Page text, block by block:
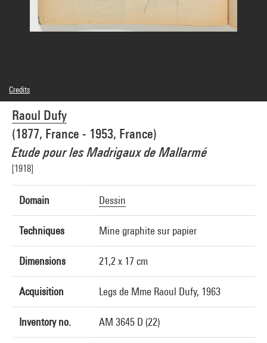
Raoul Dufy
(1877, France - 1953, France)
Etude pour les Madrigaux de Mallarmé
[1918]
Domain Dessin
Techniques Mine graphite sur papier
Dimensions 21,2 x 17 cm
Acquisition Legs de Mme Raoul Dufy, 1963
Inventory no. AM 3645 D (22)
Credits
Domaine public
Photo credits : Georges Meguerditchian - Centre Pompidou, MNAM-CCI
Image reference : 4N71379
Image presentation :GrandPalaisRmnPhoto